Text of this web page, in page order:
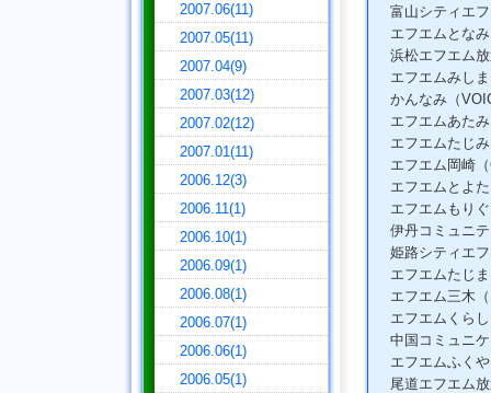
富山シティエ
エフエムとなみ
浜松エフエム
エフエムみしま
かんなみ（
エフエムあたみ
エフエムたじ
エフエム岡崎
エフエムとよ
エフエムもり
伊丹コミュニ
姫路シティエ
エフエムたじ
エフエム三木
エフエムくら
中国コミュニ
エフエムふく
尾道エフエム
2007.06(11)
2007.05(11)
2007.04(9)
2007.03(12)
2007.02(12)
2007.01(11)
2006.12(3)
2006.11(1)
2006.10(1)
2006.09(1)
2006.08(1)
2006.07(1)
2006.06(1)
2006.05(1)